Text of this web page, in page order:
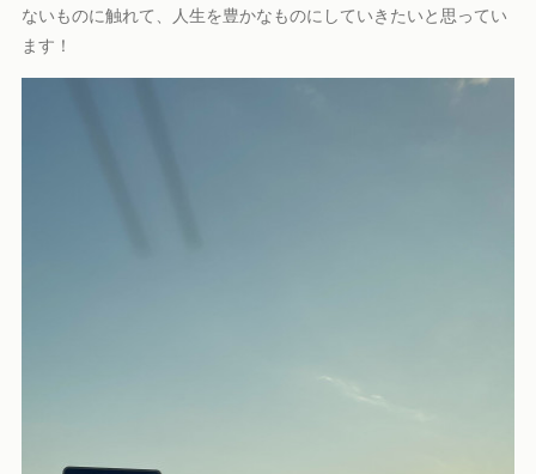
ないものに触れて、人生を豊かなものにしていきたいと思ってい
ます！